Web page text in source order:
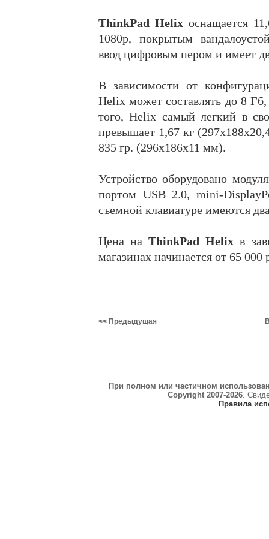
ThinkPad Helixоснащается
1080р, покрытым
ввод цифровым пером и имеет
В зависимости от
Helix может составлять до 8
того, Helix самый легкий в
превышает 1,67 кг
835 гр. (296х186х11 мм).
Устройство оборудовано
портом USB 2.0, mini-
съемной клавиатуре имеются
Цена наThinkPad Helix в
магазинах начинается от 65 000
<< Предыдущая
При полном или частичном
Copyright 2007-2026.
Правила